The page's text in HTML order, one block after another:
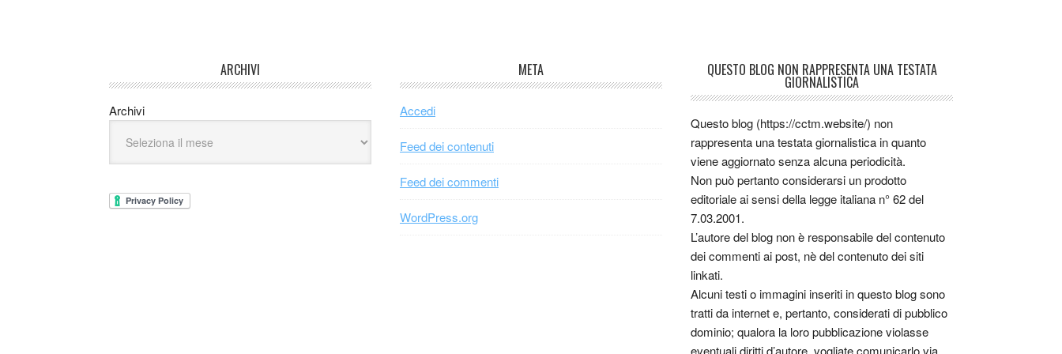
ARCHIVI
Archivi
META
Accedi
Feed dei contenuti
Feed dei commenti
WordPress.org
QUESTO BLOG NON RAPPRESENTA UNA TESTATA
GIORNALISTICA
Questo blog (https://cctm.website/) non
rappresenta una testata giornalistica in quanto
viene aggiornato senza alcuna periodicità.
Non può pertanto considerarsi un prodotto
editoriale ai sensi della legge italiana n° 62 del
7.03.2001.
L’autore del blog non è responsabile del contenuto
dei commenti ai post, nè del contenuto dei siti
linkati.
Alcuni testi o immagini inseriti in questo blog sono
tratti da internet e, pertanto, considerati di pubblico
dominio; qualora la loro pubblicazione violasse
eventuali diritti d’autore, vogliate comunicarlo via